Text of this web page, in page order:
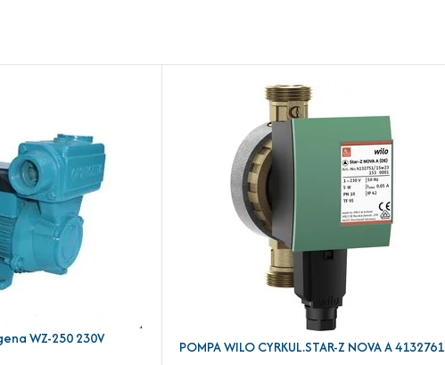
WZ-250 230V DODAJ DO KOSZYKA
POMPA WILO CYRKUL.STAR-Z NOVA A 4132761